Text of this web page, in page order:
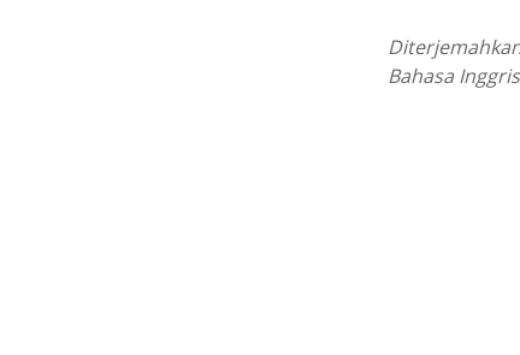
Bahasa Inggris